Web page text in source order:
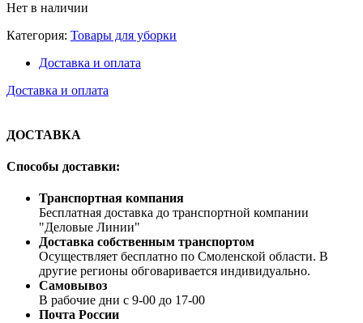
Нет в наличии
Категория: Товары для уборки
Доставка и оплата
Доставка и оплата
ДОСТАВКА
Способы доставки:
Транспортная компания
Бесплатная доставка до транспортной компании
"Деловые Линии"
Доставка собственным транспортом
Осуществляет бесплатно по Смоленской области. В
другие регионы обговаривается индивидуально.
Самовывоз
В рабочие дни с 9-00 до 17-00
Почта России